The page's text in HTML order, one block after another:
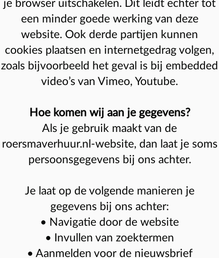
je browser uitschakelen. Dit leidt echter tot
een minder goede werking van deze
website. Ook derde partijen kunnen
cookies plaatsen en internetgedrag volgen,
zoals bijvoorbeeld het geval is bij embedded
video’s van Vimeo, Youtube.
Hoe komen wij aan je gegevens?
Als je gebruik maakt van de
roersmaverhuur.nl-website, dan laat je soms
persoonsgegevens bij ons achter.
Je laat op de volgende manieren je
gegevens bij ons achter:
• Navigatie door de website
• Invullen van zoektermen
• Aanmelden voor de nieuwsbrief